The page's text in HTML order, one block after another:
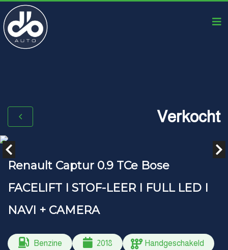
Verkocht
Renault Captur 0.9 TCe Bose
FACELIFT I STOF-LEER I FULL LED I
NAVI + CAMERA
Benzine 2018 Handgeschakeld